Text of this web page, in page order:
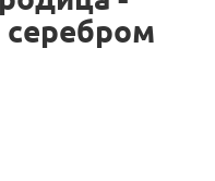
серебром